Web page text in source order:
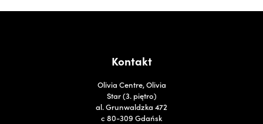
Kontakt
Olivia Centre, Olivia
Star (3. piętro)
al. Grunwaldzka 472
c 80-309 Gdańsk